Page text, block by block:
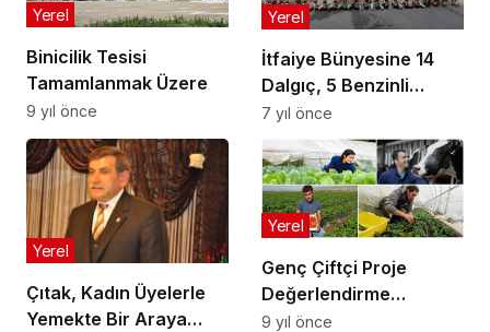
Binicilik Tesisi
Tamamlanmak Üzere
Yerel
9 yıl önce
İtfaiye Bünyesine 14
Dalgıç, 5 Benzinli
Pompa
Yerel
7 yıl önce
Çıtak, Kadın Üyelerle
Yemekte Bir Araya
Yerel
Genç Çiftçi Proje
Değerlendirme
Sonuçları Açıklandı
Yerel
9 yıl önce